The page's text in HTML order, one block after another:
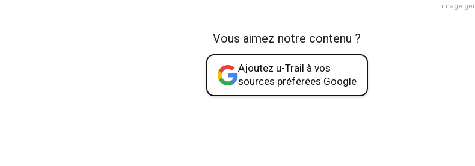
image
Vous aimez notre contenu ?
Ajoutez u-Trail à vos
sources préférées Google